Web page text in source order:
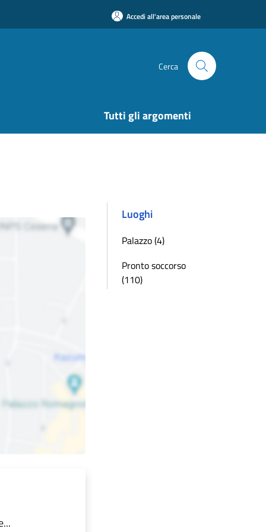
Accedi all'area personale
Cerca
Tutti gli argomenti
Luoghi
Palazzo (4)
Pronto soccorso
(110)